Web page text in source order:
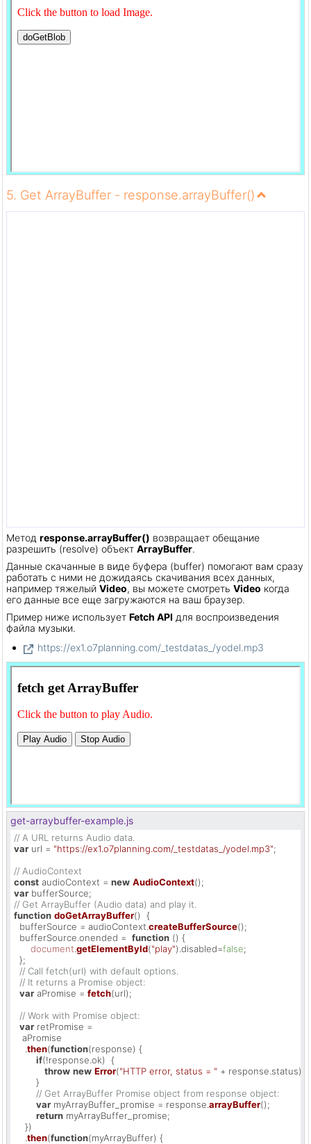
5. Get ArrayBuffer - response.arrayBuffer()
Метод response.arrayBuffer() возвращает обещание
разрешить (resolve) объект ArrayBuffer.
Данные скачанные в виде буфера (buffer) помогают вам сразу
работать с ними не дожидаясь скачивания всех данных,
например тяжелый Video, вы можете смотреть Video когда
его данные все еще загружаются на ваш браузер.
Пример ниже использует Fetch API для воспроизведения
файла музыки.
https://ex1.o7planning.com/_testdatas_/yodel.mp3
get-arraybuffer-example.js
// A URL returns Audio data.
var url = "https://ex1.o7planning.com/_testdatas_/yodel.mp3";
// AudioContext
const audioContext = new AudioContext
var
// Get ArrayBuffer (Audio data) and play it.
function doGetArrayBuffer()  {
  bufferSource = audioContext.
createBufferSource();
  bufferSource.
onended = function () {
document getElementById("play"). disabled=false;
  };
// Call fetch(url) with default options.
// It returns a Promise object:
var aPromise = fetch(url);
// Work with Promise object:
var retPromise =
   aPromise
then(function(response) {
if(!response. ok)  {
throw new Error("HTTP error, status = " + response. status);
        }
// Get ArrayBuffer Promise object from response object:
var myArrayBuffer_promise = response. arrayBuffer();
return myArrayBuffer_promise;
    })
then(function(myArrayBuffer) {